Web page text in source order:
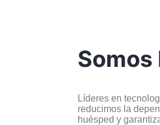
Somos
Líderes en
reducimos la
huésped y